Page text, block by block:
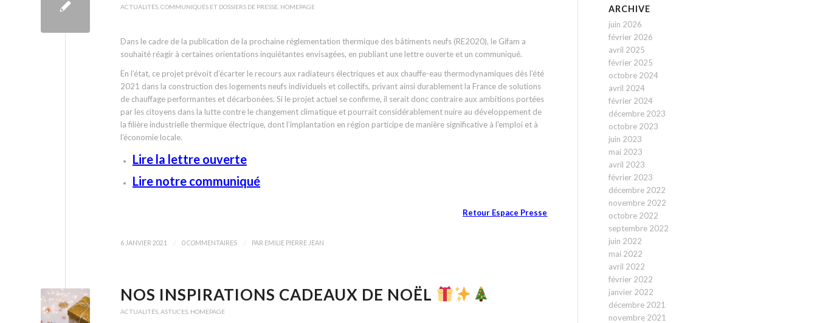
ACTUALITÉS COMMUNIQUÉS ET DOSSIERS DE PRESSE HOMEPAGE
Dans le cadre de la publication de la prochaine réglementation thermique des bâtiments neufs (RE2020), le Gifam a
souhaité réagir à certaines orientations inquiétantes envisagées, en publiant une lettre ouverte et un communiqué.
En l’état, ce projet prévoit d’écarter le recours aux radiateurs électriques et aux chauffe-eau thermodynamiques dès l’été
2021 dans la construction des logements neufs individuels et collectifs, privant ainsi durablement la France de solutions
de chauffage performantes et décarbonées. Si le projet actuel se confirme, il serait donc contraire aux ambitions portées
par les citoyens dans la lutte contre le changement climatique et pourrait considérablement nuire au développement de
la filière industrielle thermique électrique, dont l’implantation en région participe de manière significative à l’emploi et à
l’économie locale.
Lire la lettre ouverte
Lire notre communiqué
Retour Espace Presse
6 JANVIER 2021 0 COMMENTAIRES PAR EMILIE PIERRE JEAN
NOS INSPIRATIONS CADEAUX DE NOËL
ACTUALITÉS ASTUCES HOMEPAGE
ARCHIVE
juin 2026
février 2026
avril 2025
février 2025
octobre 2024
avril 2024
février 2024
décembre 2023
octobre 2023
juin 2023
mai 2023
avril 2023
février 2023
décembre 2022
novembre 2022
octobre 2022
septembre 2022
juin 2022
mai 2022
avril 2022
février 2022
janvier 2022
décembre 2021
novembre 2021